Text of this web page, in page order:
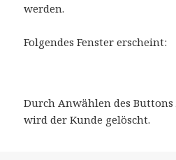
werden.
Folgendes Fenster erscheint:
Durch Anwählen des Buttons
wird der Kunde gelöscht.